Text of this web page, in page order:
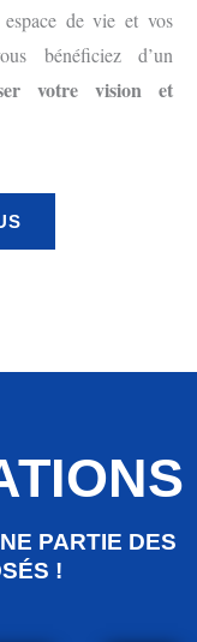
de vie et vos
bénéficiez d’un
votre vision et
PARTIE DES
!